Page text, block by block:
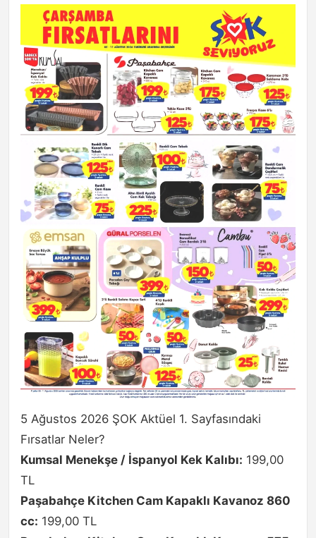
5 Ağustos 2026 ŞOK Aktüel 1. Sayfasındaki
Fırsatlar Neler?
Kumsal Menekşe / İspanyol Kek Kalıbı: 199,00
TL
Paşabahçe Kitchen Cam Kapaklı Kavanoz 860
cc: 199,00 TL